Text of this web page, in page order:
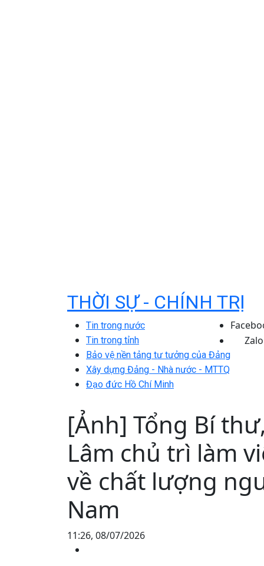
THỜI SỰ - CHÍNH TRỊ
Tin trong nước
Tin trong tỉnh
Bảo vệ nền tảng tư tưởng của Đảng
Xây dựng Đảng - Nhà nước - MTTQ
Đạo đức Hồ Chí Minh
Zalo
[Ảnh] Tổng Bí
Lâm chủ trì làm
về chất lượng
Nam
11:26, 08/07/2026